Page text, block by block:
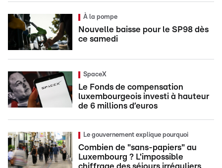
À la pompe
Nouvelle baisse pour le SP98 dès
ce samedi
SpaceX
Le Fonds de compensation
luxembourgeois investi à hauteur
de 6 millions d’euros
Le gouvernement explique pourquoi
Combien de "sans-papiers" au
Luxembourg ? L'impossible